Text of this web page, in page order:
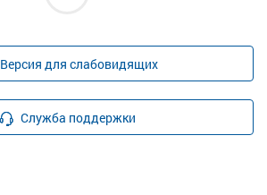
Версия для слабовидящих
Служба поддержки